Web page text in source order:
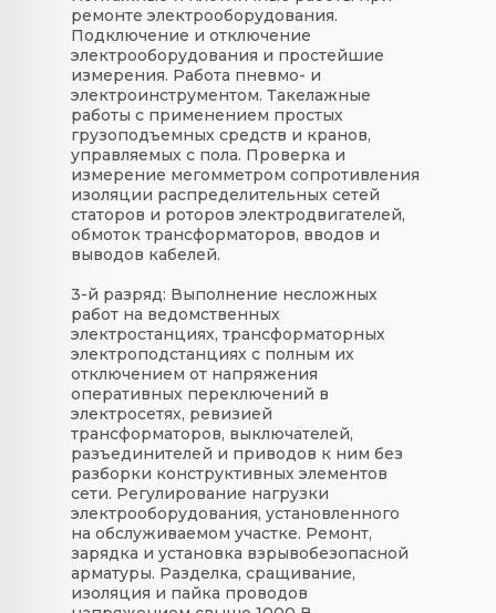
ремонте электрооборудования.
Подключение и отключение
электрооборудования и простейшие
измерения. Работа пневмо- и
электроинструментом. Такелажные
работы с применением простых
грузоподъемных средств и кранов,
управляемых с пола. Проверка и
измерение мегомметром сопротивления
изоляции распределительных сетей
статоров и роторов электродвигателей,
обмоток трансформаторов, вводов и
выводов кабелей.
3-й разряд: Выполнение несложных
работ на ведомственных
электростанциях, трансформаторных
электроподстанциях с полным их
отключением от напряжения
оперативных переключений в
электросетях, ревизией
трансформаторов, выключателей,
разъединителей и приводов к ним без
разборки конструктивных элементов
сети. Регулирование нагрузки
электрооборудования, установленного
на обслуживаемом участке. Ремонт,
зарядка и установка взрывобезопасной
арматуры. Разделка, сращивание,
изоляция и пайка проводов